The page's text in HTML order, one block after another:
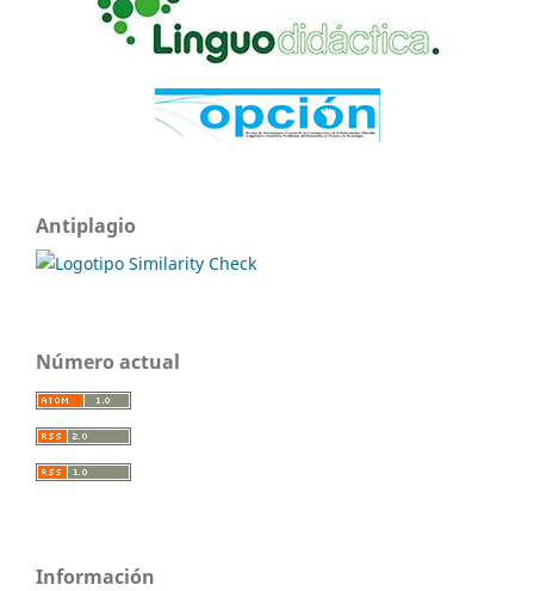
Antiplagio
Número actual
Información